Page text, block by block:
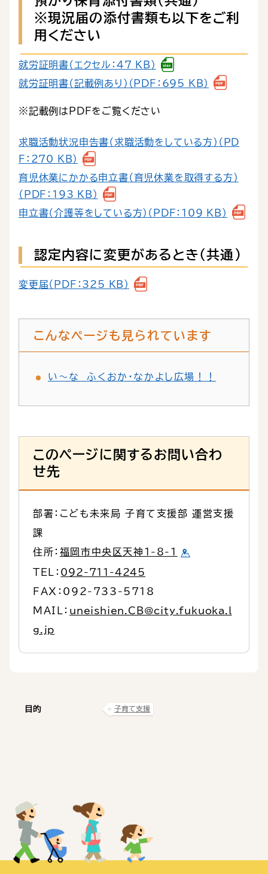
※現況届の添付書類も以下をご利
用ください
就労証明書（エクセル：47 KB）
就労証明書（記載例あり）（PDF：695 KB）
※記載例はPDFをご覧ください
求職活動状況申告書（求職活動をしている方）（PD
F：270 KB）
育児休業にかかる申立書（育児休業を取得する方）
（PDF：193 KB）
申立書（介護等をしている方）（PDF：109 KB）
認定内容に変更があるとき（共通）
変更届（PDF：325 KB）
こんなページも見られています
い～な ふくおか・なかよし広場！！
このページに関するお問い合わ
せ先
部署：こども未来局 子育て支援部 運営支援
課
住所： 福岡市中央区天神1-8-1
TEL： 092-711-4245
FAX：092-733-5718
MAIL： uneishien.CB@city.fukuoka.l
g.jp
目的 子育て支援